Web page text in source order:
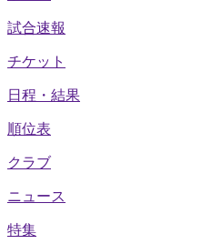
試合速報
チケット
日程・結果
順位表
クラブ
ニュース
特集